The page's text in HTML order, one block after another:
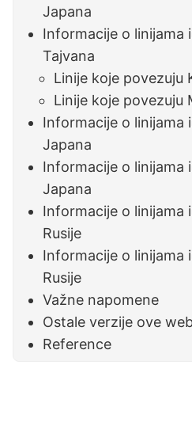
Japana
Informacije o linijama
Tajvana
Linije koje povezuju
Linije koje povezuju
Informacije o linijama
Japana
Informacije o linijama
Japana
Informacije o linijama
Rusije
Informacije o linijama
Rusije
Važne napomene
Ostale verzije ove
Reference